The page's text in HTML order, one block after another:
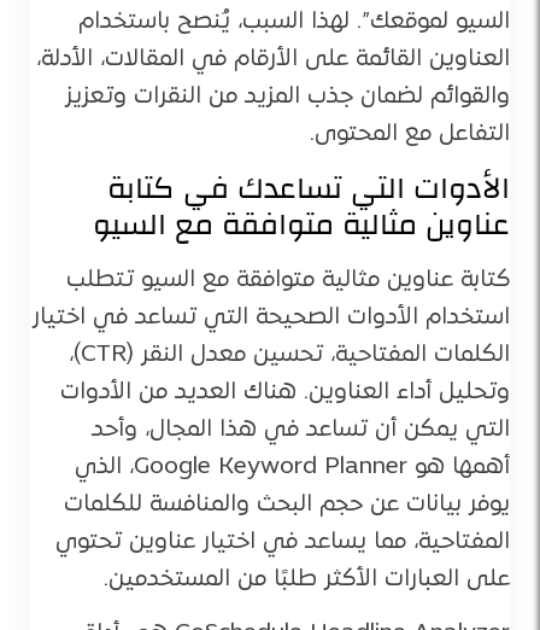
السيو لموقعك”. لهذا السبب، يُنصح باستخدام
العناوين القائمة على الأرقام في المقالات، الأدلة،
والقوائم لضمان جذب المزيد من النقرات وتعزيز
التفاعل مع المحتوى.
الأدوات التي تساعدك في كتابة
عناوين مثالية متوافقة مع السيو
كتابة عناوين مثالية متوافقة مع السيو تتطلب
استخدام الأدوات الصحيحة التي تساعد في اختيار
الكلمات المفتاحية، تحسين معدل النقر (CTR)،
وتحليل أداء العناوين. هناك العديد من الأدوات
التي يمكن أن تساعد في هذا المجال، وأحد
أهمها هو Google Keyword Planner، الذي
يوفر بيانات عن حجم البحث والمنافسة للكلمات
المفتاحية، مما يساعد في اختيار عناوين تحتوي
على العبارات الأكثر طلبًا من المستخدمين.